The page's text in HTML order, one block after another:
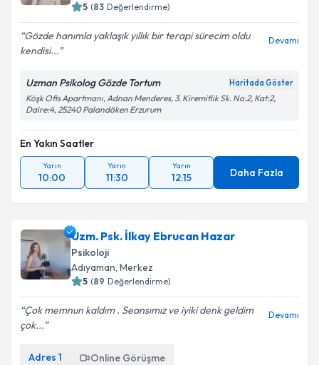
5 (83 Değerlendirme)
Gözde hanımla yaklaşık yıllık bir terapi sürecim oldu
kendisi...
Devamı
Uzman Psikolog Gözde Tortum Haritada Göster
Köşk Ofis Apartmanı, Adnan Menderes, 3. Kiremitlik Sk. No:2, Kat:2,
Daire:4, 25240 Palandöken Erzurum
En Yakın Saatler
Yarın
10:00
Yarın
11:30
Yarın
12:15 Daha Fazla
Uzm. Psk. İlkay Ebrucan Hazar
Psikoloji
Adıyaman, Merkez
5 (89 Değerlendirme)
Çok memnun kaldım . Seansımız ve iyiki denk geldim
çok...
Devamı
Adres 1 Online Görüşme